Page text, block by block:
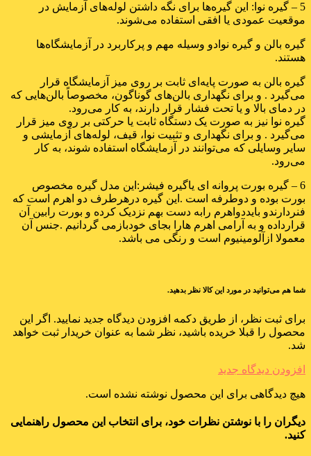
5 – گیره نوا: این گیره‌ها برای نگه داشتن لوله‌های آزمایش در
موقعیت عمودی یا افقی استفاده می‌شوند.
گیره بالن و گیره نوادو وسیله مهم و پرکاربرد در آزمایشگاه‌ها
هستند.
گیره بالن به صورت پایه‌ای ثابت بر روی میز آزمایشگاه قرار
می‌گیرد . و برای نگهداری بالن‌های گوناگون، مخصوصاً بالن‌هایی که
در دمای بالا و یا تحت فشار قرار دارند، به کار می‌رود.
گیره نوا نیز به صورت یک دستگاه ثابت یا حرکتی بر روی میز قرار
می‌گیرد . و برای نگهداری و تثبیت نوا، قیف، لوله‌های آزمایشی و
سایر وسایلی که می‌توانند در آزمایشگاه استفاده شوند، به کار
می‌رود.
6 – گیره بورت پروانه ای یاگیره فیشر:این مدل گیره مخصوص
بورت بوده و دوطرفه است .این گیره درهرطرف دو اهرم است که
فنردارندو بایددواهرم رابه دست بهم نزدیک کرده و بورت رابین آن
قرارداده و به آرامی اهرم هارا بجای خودبازمی گردانیم .جنس آن
معمولا ازآلومینیوم است و رنگی می باشد.
شما هم می‌توانید در مورد این کالا نظر بدهید.
برای ثبت نظر، از طریق دکمه افزودن دیدگاه جدید نمایید. اگر این
محصول را قبلا خریده باشید، نظر شما به عنوان خریدار ثبت خواهد
شد.
افزودن دیدگاه جدید
هیچ دیدگاهی برای این محصول نوشته نشده است.
دیگران را با نوشتن نظرات خود، برای انتخاب این محصول راهنمایی
کنید.